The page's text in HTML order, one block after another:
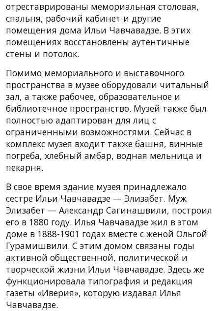
отреставрированы мемориальная столовая,
спальня, рабочий кабинет и другие
помещения дома Ильи Чавчавадзе. В этих
помещениях восстановлены аутентичные
стены и потолок.
Помимо мемориального и выставочного
пространства в музее оборудовали читальный
зал, а также рабочее, образовательное и
библиотечное пространство. Музей также был
полностью адаптирован для лиц с
ограниченными возможностями. Сейчас в
комплекс музея входит также башня, винные
погреба, хлебный амбар, водная мельница и
пекарня.
В свое время здание музея принадлежало
сестре Ильи Чавчавадзе — Элизабет. Муж
Элизабет — Александр Сагинашвили, построил
его в 1880 году. Илья Чавчавадзе жил в этом
доме в 1888-1901 годах вместе с женой Ольгой
Гурамишвили. С этим домом связаны годы
активной общественной, политической и
творческой жизни Ильи Чавчавадзе. Здесь же
функционировала типография и редакция
газеты «Иверия», которую издавал Илья
Чавчавадзе.